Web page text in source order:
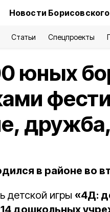
Новости
Статьи Спецпроекты
юных
в районе во
детской игры «4Д:
14 дошкольных